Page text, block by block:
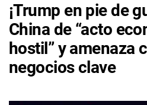
¡Trump en pie de
China de “acto
hostil” y amenaza
negocios clave